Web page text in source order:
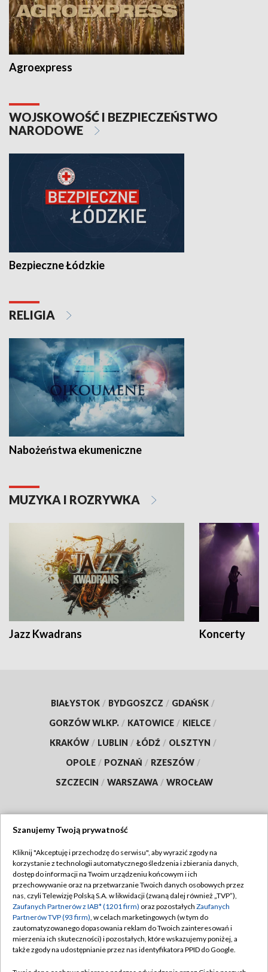
Agroexpress
WOJSKOWOŚĆ I BEZPIECZEŃSTWO
NARODOWE
Bezpieczne Łódzkie
RELIGIA
Nabożeństwa ekumeniczne
MUZYKA I ROZRYWKA
Jazz Kwadrans Koncerty
BIAŁYSTOK / BYDGOSZCZ / GDAŃSK /
GORZÓW WLKP. / KATOWICE / KIELCE /
KRAKÓW / LUBLIN / ŁÓDŹ / OLSZTYN /
OPOLE / POZNAŃ / RZESZÓW /
SZCZECIN / WARSZAWA / WROCŁAW
TVP
Abonament TVP
Emisja w TVP
Centrum informacji TVP
Naziemna Telewizja Cyfrowa
Regulamin TVP
Polityka prywatności
Moje zgody
Pomoc
Szanujemy Twoją prywatność
Kliknij "Akceptuję i przechodzę do serwisu", aby wyrazić zgody na
korzystanie z technologii automatycznego śledzenia i zbierania danych,
dostęp do informacji na Twoim urządzeniu końcowym i ich
przechowywanie oraz na przetwarzanie Twoich danych osobowych przez
nas, czyli Telewizję Polską S.A. w likwidacji (zwaną dalej również „TVP”),
Zaufanych Partnerów z IAB* (1201 firm) oraz pozostałych Zaufanych
Partnerów TVP (93 firm), w celach marketingowych (w tym do
zautomatyzowanego dopasowania reklam do Twoich zainteresowań i
mierzenia ich skuteczności) i pozostałych, które wskazujemy poniżej, a
także zgody na udostępnianie przez nas identyfikatora PPID do Google.